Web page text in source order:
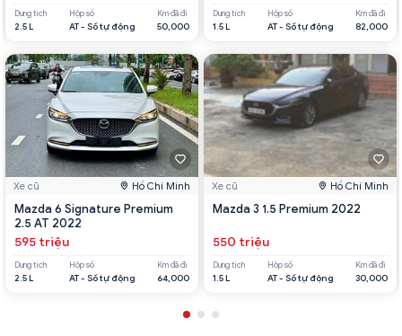
Dung tích
2.5 L
Hộp số
AT - Số tự động
Km đã đi
50,000
Xe cũ Hồ Chí Minh
Mazda 6 Signature Premium
2.5 AT 2022
595 triệu
Dung tích
2.5 L
Hộp số
AT - Số tự động
Km đã đi
64,000
Dung tích
1.5 L
Hộp số
AT - Số tự động
Km đã đi
82,000
Xe cũ Hồ Chí Minh
Mazda 3 1.5 Premium 2022
550 triệu
Dung tích
1.5 L
Hộp số
AT - Số tự động
Km đã đi
30,000